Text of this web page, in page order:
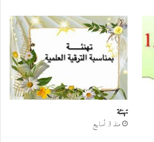
تهنئة
منذ 3 أسابيع